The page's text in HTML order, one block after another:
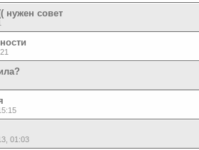
нужен совет
01:03